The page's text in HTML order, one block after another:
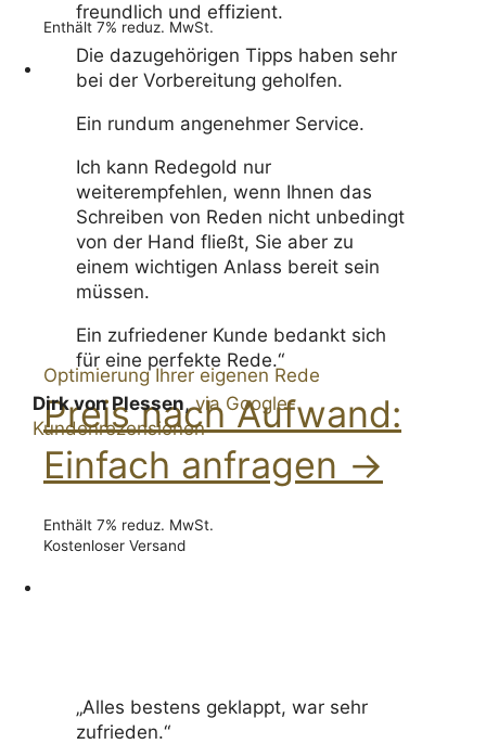
freundlich und effizient.
Die dazugehörigen Tipps haben sehr
bei der Vorbereitung geholfen.
Ein rundum angenehmer Service.
Ich kann Redegold nur
weiterempfehlen, wenn Ihnen das
Schreiben von Reden nicht unbedingt
von der Hand fließt, Sie aber zu
einem wichtigen Anlass bereit sein
müssen.
Ein zufriedener Kunde bedankt sich
für eine perfekte Rede.“
Dirk von Plessen,via Google-
Kundenrezensionen
„Alles bestens geklappt, war sehr
zufrieden.“
Enthält 7% reduz. MwSt.
Optimierung Ihrer eigenen Rede
Preis nach Aufwand:
Einfach anfragen →
Enthält 7% reduz. MwSt.
Kostenloser Versand